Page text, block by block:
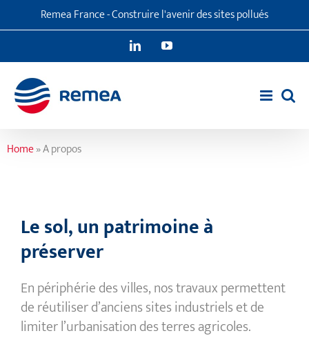
au
Remea France - Construire l'avenir des sites pollués
LinkedInYouTube
Home»A propos
Le sol, un patrimoine à
préserver
En périphérie des villes, nos travaux permettent
de réutiliser d’anciens sites industriels et de
limiter l’urbanisation des terres agricoles.